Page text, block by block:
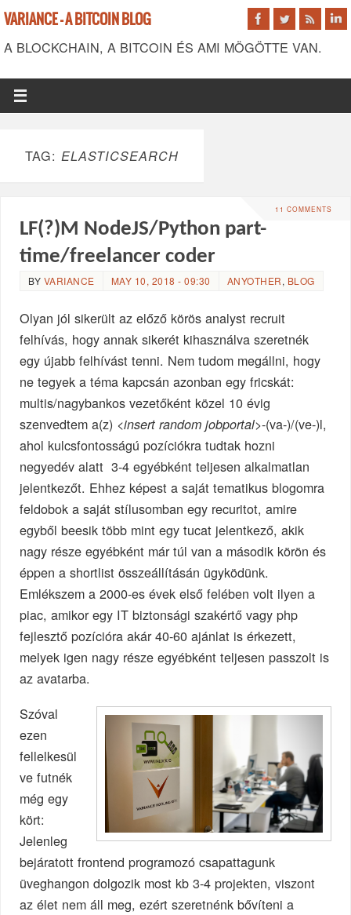
VARIANCE - A BITCOIN BLOG
A BLOCKCHAIN, A BITCOIN ÉS AMI MÖGÖTTE VAN.
TAG: ELASTICSEARCH
11 COMMENTS
LF(?)M NodeJS/Python part-
time/freelancer coder
BY VARIANCE MAY 10, 2018 - 09:30 ANYOTHER, BLOG
Olyan jól sikerült az előző körös analyst recruit
felhívás, hogy annak sikerét kihasználva szeretnék
egy újabb felhívást tenni. Nem tudom megállni, hogy
ne tegyek a téma kapcsán azonban egy fricskát:
multis/nagybankos vezetőként közel 10 évig
szenvedtem a(z) <insert random jobportal>-(va-)/(ve-)l,
ahol kulcsfontosságú pozíciókra tudtak hozni
negyedév alatt 3-4 egyébként teljesen alkalmatlan
jelentkezőt. Ehhez képest a saját tematikus blogomra
feldobok a saját stílusomban egy recuritot, amire
egyből beesik több mint egy tucat jelentkező, akik
nagy része egyébként már túl van a második körön és
éppen a shortlist összeállításán ügyködünk.
Emlékszem a 2000-es évek első felében volt ilyen a
piac, amikor egy IT biztonsági szakértő vagy php
fejlesztő pozícióra akár 40-60 ajánlat is érkezett,
melyek igen nagy része egyébként teljesen passzolt is
az avatarba.
Szóval
ezen
fellelkesül
ve futnék
még egy
kört:
Jelenleg
bejáratott frontend programozó csapattagunk
üveghangon dolgozik most kb 3-4 projekten, viszont
az élet nem áll meg, ezért szeretnénk bővíteni a